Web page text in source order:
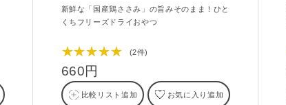
新鮮な「国産鶏ささみ」の旨みそのまま！ひと
くちフリーズドライおやつ
★★★★★ (2件)
660円
比較リスト追加 お気に入り追加